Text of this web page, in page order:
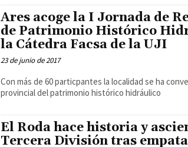
Ares acoge la I Jornada de
de Patrimonio Histórico
la Cátedra Facsa de la UJI
23 de junio de 2017
Con más de 60 particpantes la localidad se ha
provincial del patrimonio histórico hidráulico
El Roda hace historia y
Tercera División tras